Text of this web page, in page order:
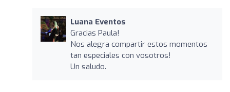
Luana Eventos
Gracias Paula!
Nos alegra compartir estos momentos
tan especiales con vosotros!
Un saludo.